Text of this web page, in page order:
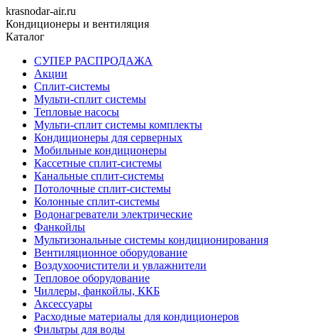
krasnodar-air.ru
Кондиционеры и вентиляция
Каталог
СУПЕР РАСПРОДАЖА
Акции
Сплит-системы
Мульти-сплит системы
Тепловые насосы
Мульти-сплит системы комплекты
Кондиционеры для серверных
Мобильные кондиционеры
Кассетные сплит-системы
Канальные сплит-системы
Потолочные сплит-системы
Колонные сплит-системы
Водонагреватели электрические
Фанкойлы
Мультизональные системы кондиционирования
Вентиляционное оборудование
Воздухоочистители и увлажнители
Тепловое оборудование
Чиллеры, фанкойлы, ККБ
Аксессуары
Расходные материалы для кондиционеров
Фильтры для воды